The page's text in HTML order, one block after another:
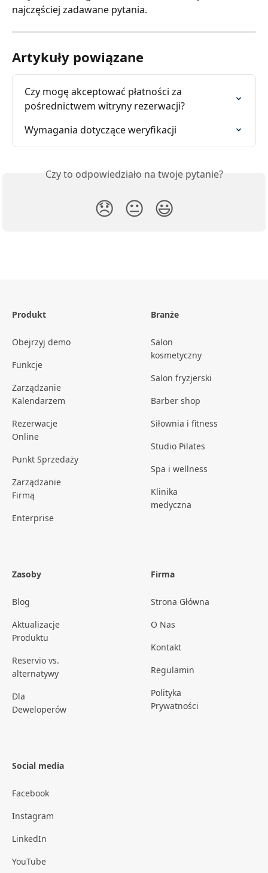
najczęściej zadawane pytania.
Artykuły powiązane
Czy mogę akceptować płatności za
pośrednictwem witryny rezerwacji?
Wymagania dotyczące weryfikacji
Czy to odpowiedziało na twoje pytanie?
😞 😐 😃
Produkt
Obejrzyj demo
Funkcje
Zarządzanie
Kalendarzem
Rezerwacje
Online
Punkt Sprzedaży
Zarządzanie
Firmą
Enterprise
Branże
Salon
kosmetyczny
Salon fryzjerski
Barber shop
Siłownia i fitness
Studio Pilates
Spa i wellness
Klinika
medyczna
Zasoby
Blog
Aktualizacje
Produktu
Reservio vs.
alternatywy
Dla
Deweloperów
Firma
Strona Główna
O Nas
Kontakt
Regulamin
Polityka
Prywatności
Social media
Facebook
Instagram
LinkedIn
YouTube